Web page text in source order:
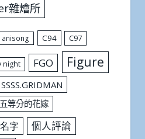
雜燴所
anisong C94 C97
night FGO Figure
SSSS.GRIDMAN
五等分的花嫁
字 個人評論